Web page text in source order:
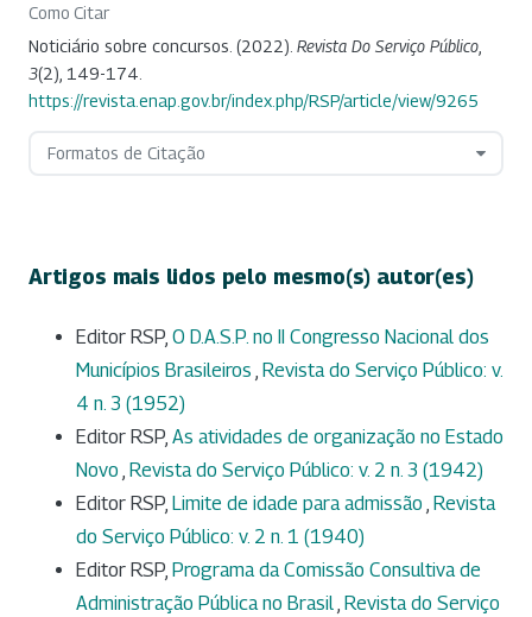
Como Citar
Noticiário sobre concursos. (2022). Revista Do Serviço Público
3(2), 149-174.
https://revista.enap.gov.br/index.php/RSP/article/view/9265
Formatos de Citação
Artigos mais lidos pelo mesmo(s) autor(es)
Editor RSP, O D.A.S.P. no II Congresso Nacional dos
Municípios Brasileiros , Revista do Serviço Público: v.
4 n. 3 (1952)
Editor RSP, As atividades de organização no Estado
Novo , Revista do Serviço Público: v. 2 n. 3 (1942)
Editor RSP, Limite de idade para admissão , Revista
do Serviço Público: v. 2 n. 1 (1940)
Editor RSP, Programa da Comissão Consultiva de
Administração Pública no Brasil, Revista do Serviço